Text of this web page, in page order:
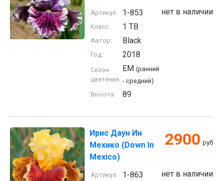
нет в наличии
Артикул: 1-853
Класс: 1 TB
Автор: Black
Год: 2018
Сезон
цветения:
EM (ранний
- средний)
Высота:
89
Ирис Даун Ин
Мехико (Down In
Mexico)
2900 руб
нет в наличии
Артикул: 1-863